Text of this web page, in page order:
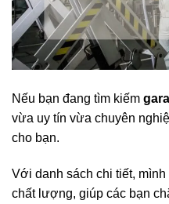
Nếu bạn đang tìm kiếm
vừa uy tín vừa chuyên
cho bạn.
Với danh sách chi tiết,
chất lượng, giúp các bạn